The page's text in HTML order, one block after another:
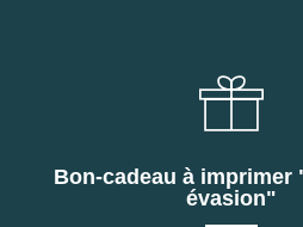
Bon-cadeau à imprimer
évasion"